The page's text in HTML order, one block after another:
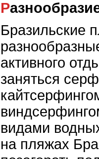
Бразильские
активного
заняться
видами
на пляжах